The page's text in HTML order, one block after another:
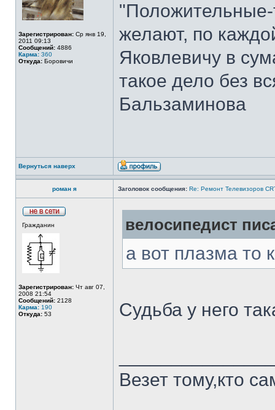
Зарегистрирован: Ср янв 19,
2011 09:13
Сообщений: 4886
Карма: 360
Откуда: Боровичи
"Положительные-
желают, по
Яковлевичу в
такое дело без
Бальзаминова
Вернуться наверх
роман я Заголовок сообщения: Re: Ремонт Телевизоров
Гражданин
Зарегистрирован: Чт авг 07,
2008 21:54
Сообщений: 2128
Карма: 190
Откуда: 53
велосипедист
а вот плазма то
Судьба у него
Везет тому,кто